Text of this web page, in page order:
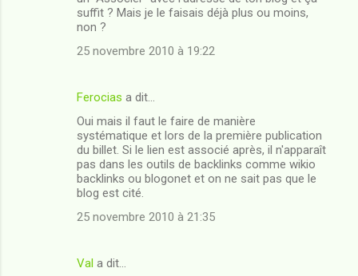
suffit ? Mais je le faisais déjà plus ou moins,
non ?
25 novembre 2010 à 19:22
Ferocias a dit…
Oui mais il faut le faire de manière
systématique et lors de la première publication
du billet. Si le lien est associé après, il n'apparaît
pas dans les outils de backlinks comme wikio
backlinks ou blogonet et on ne sait pas que le
blog est cité.
25 novembre 2010 à 21:35
Val a dit…